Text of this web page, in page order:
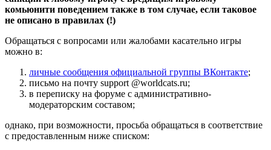
комьюнити поведением также в том случае, если таковое
не описано в правилах (!)
Обращаться с вопросами или жалобами касательно игры
можно в:
личные сообщения официальной группы ВКонтакте;
письмо на почту support @worldcats.ru;
в переписку на форуме с административно-
модераторским составом;
однако, при возможности, просьба обращаться в соответствие
с предоставленным ниже списком: